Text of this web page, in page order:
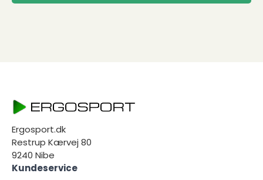
Ergosport.dk
Restrup Kærvej 80
9240 Nibe
Kundeservice